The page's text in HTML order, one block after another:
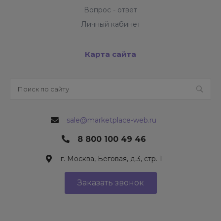
Вопрос - ответ
Личный кабинет
Карта сайта
sale@marketplace-web.ru
8 800 100 49 46
г. Москва, Беговая, д.3, стр. 1
Заказать звонок